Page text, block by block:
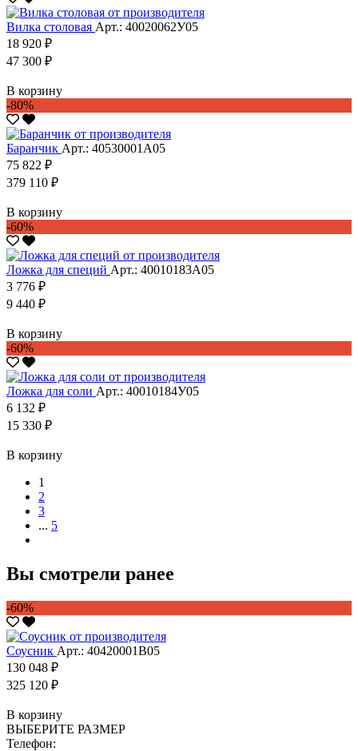
Вилка столовая Арт.: 40020062У05
18 920 ₽
47 300 ₽
В корзину
-80%
Баранчик Арт.: 40530001А05
75 822 ₽
379 110 ₽
В корзину
-60%
Ложка для специй Арт.: 40010183А05
3 776 ₽
9 440 ₽
В корзину
-60%
Ложка для соли Арт.: 40010184У05
6 132 ₽
15 330 ₽
В корзину
1
2
3
... 5
Вы смотрели ранее
-60%
Соусник Арт.: 40420001В05
130 048 ₽
325 120 ₽
В корзину
ВЫБЕРИТЕ РАЗМЕР
Телефон: